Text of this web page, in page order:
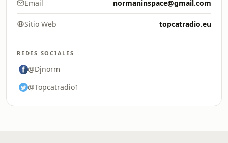
Email normaninspace@gmail.com
Sitio Web topcatradio.eu
REDES SOCIALES
@Djnorm
@Topcatradio1